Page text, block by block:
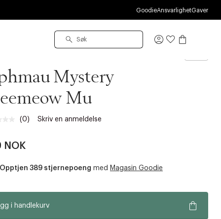
GoodieAnsvarlighetGaver
Logg
Mystery
Mu
Ingen
sidelenke.
(0) Skriv en anmeldelse
NOK
Opptjen 389 stjernepoeng med Magasin Goodie
i handlekurv